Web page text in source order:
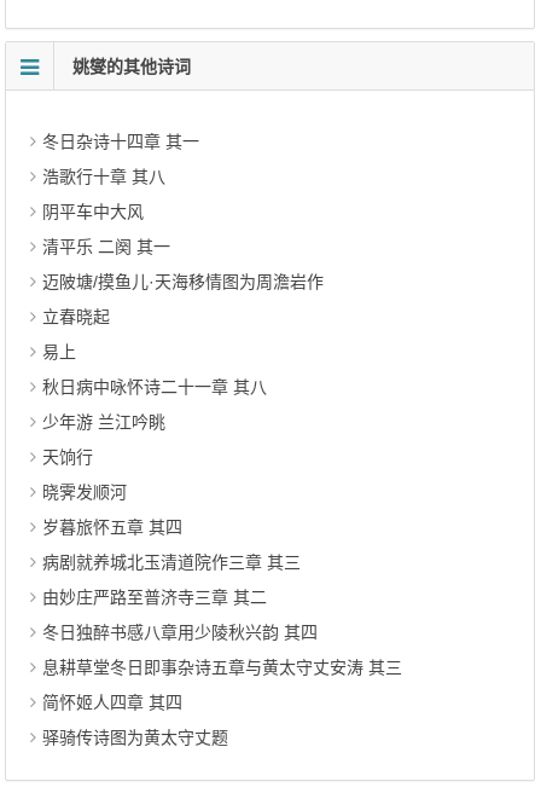
姚燮的其他诗词
冬日杂诗十四章 其一
浩歌行十章 其八
阴平车中大风
清平乐 二阕 其一
迈陂塘/摸鱼儿·天海移情图为周澹岩作
立春晓起
易上
秋日病中咏怀诗二十一章 其八
少年游 兰江吟眺
天饷行
晓霁发顺河
岁暮旅怀五章 其四
病剧就养城北玉清道院作三章 其三
由妙庄严路至普济寺三章 其二
冬日独醉书感八章用少陵秋兴韵 其四
息耕草堂冬日即事杂诗五章与黄太守丈安涛 其三
简怀姬人四章 其四
驿骑传诗图为黄太守丈题